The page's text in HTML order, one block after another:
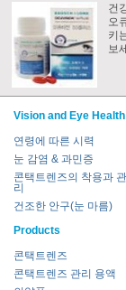
건
오
키
보
Vision and Eye Health
연령에 따른 시력
눈 감염 & 과민증
콘택트렌즈의 착용과 관
리
건조한 안구(눈 마름)
Products
콘택트렌즈
콘택트렌즈 관리 용액